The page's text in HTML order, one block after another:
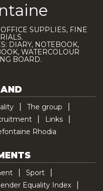
SUPPLIES, FINE
DIARY, NOTEBOOK,
WATERCOLOUR
BOARD.
The group
Links
Rhodia
Sport
Equality Index